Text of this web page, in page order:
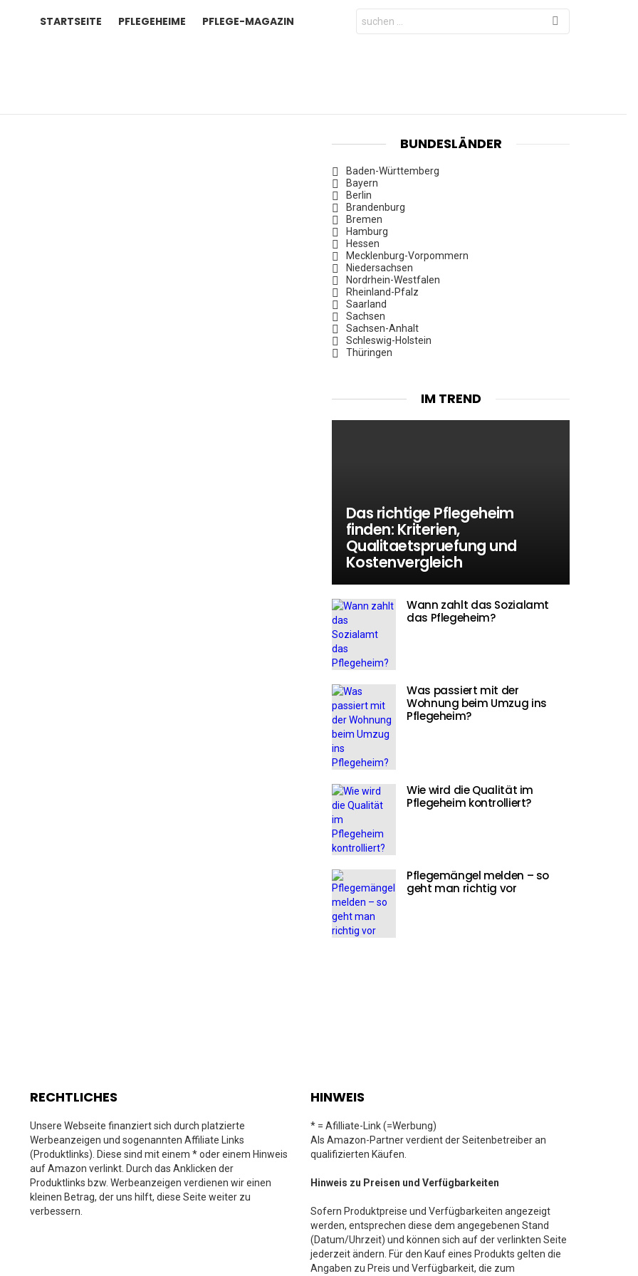
STARTSEITE PFLEGEHEIME PFLEGE-MAGAZIN
Search
for:
BUNDESLÄNDER
Baden-Württemberg
Bayern
Berlin
Brandenburg
Bremen
Hamburg
Hessen
Mecklenburg-Vorpommern
Niedersachsen
Nordrhein-Westfalen
Rheinland-Pfalz
Saarland
Sachsen
Sachsen-Anhalt
Schleswig-Holstein
Thüringen
IM TREND
Das richtige Pflegeheim
finden: Kriterien,
Qualitaetspruefung und
Kostenvergleich
Wann zahlt das Sozialamt
das Pflegeheim?
Was passiert mit der
Wohnung beim Umzug ins
Pflegeheim?
Wie wird die Qualität im
Pflegeheim kontrolliert?
Pflegemängel melden – so
geht man richtig vor
RECHTLICHES
Unsere Webseite finanziert sich durch platzierte
Werbeanzeigen und sogenannten Affiliate Links
(Produktlinks). Diese sind mit einem * oder einem Hinweis
auf Amazon verlinkt. Durch das Anklicken der
Produktlinks bzw. Werbeanzeigen verdienen wir einen
kleinen Betrag, der uns hilft, diese Seite weiter zu
verbessern.
HINWEIS
* = Afilliate-Link (=Werbung)
Als Amazon-Partner verdient der Seitenbetreiber an
qualifizierten Käufen.
Hinweis zu Preisen und Verfügbarkeiten
Sofern Produktpreise und Verfügbarkeiten angezeigt
werden, entsprechen diese dem angegebenen Stand
(Datum/Uhrzeit) und können sich auf der verlinkten Seite
jederzeit ändern. Für den Kauf eines Produkts gelten die
Angaben zu Preis und Verfügbarkeit, die zum